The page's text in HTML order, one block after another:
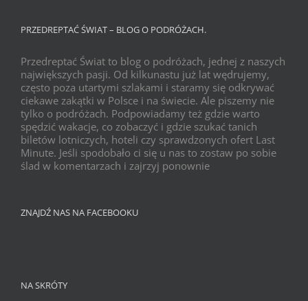
PRZEDREPTAĆ ŚWIAT – BLOG O PODRÓŻACH.
Przedreptać Świat to blog o podróżach, jednej z naszych
największych pasji. Od kilkunastu już lat wędrujemy,
często poza utartymi szlakami i staramy się odkrywać
ciekawe zakątki w Polsce i na świecie. Ale piszemy nie
tylko o podróżach. Podpowiadamy też gdzie warto
spędzić wakacje, co zobaczyć i gdzie szukać tanich
biletów lotniczych, hoteli czy sprawdzonych ofert Last
Minute. Jeśli spodobało ci się u nas to zostaw po sobie
ślad w komentarzach i zajrzyj ponownie
ZNAJDŹ NAS NA FACEBOOKU
NA SKRÓTY